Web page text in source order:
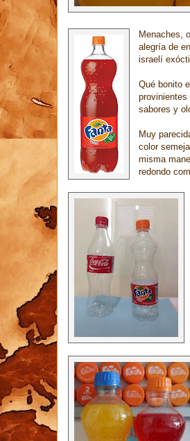
Menaches,
alegría de
israelí
Qué bonito
sabores y
Muy
color
misma
redondo